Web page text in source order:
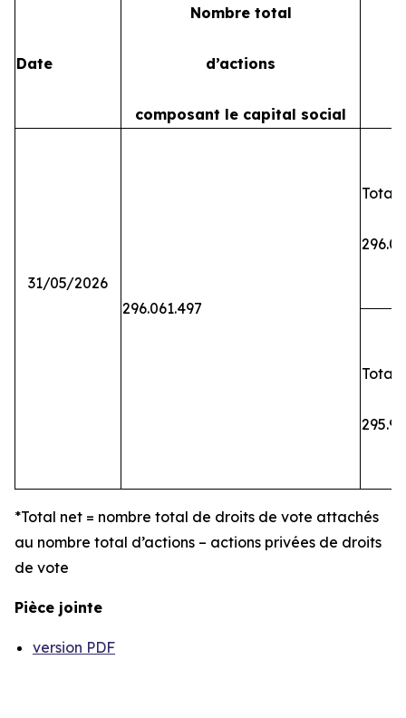
Date
Nombre total
d’actions
composant le capital social
31/05/2026
296.061.497
Total
Total
*Total net = nombre total de droits de vote attachés
au nombre total d’actions – actions privées de droits
de vote
Pièce jointe
version PDF